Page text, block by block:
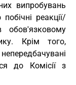
випробувань
реакції/
Крім того,
до Комісії з